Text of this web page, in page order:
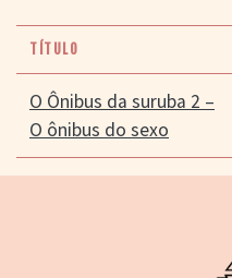
> BIBLIOGRAFIAS
CONTATO E
LOCALIZAÇÃO
TÍTULO
O Ônibus da suruba 2 –
O ônibus do sexo